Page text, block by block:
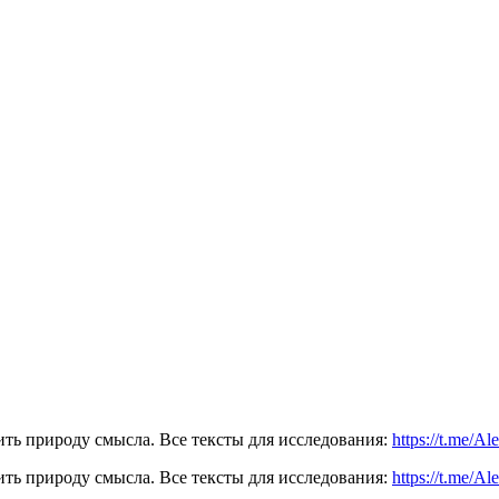
природу смысла. Все тексты для исследования: https://t.me/
природу смысла. Все тексты для исследования: https://t.me/